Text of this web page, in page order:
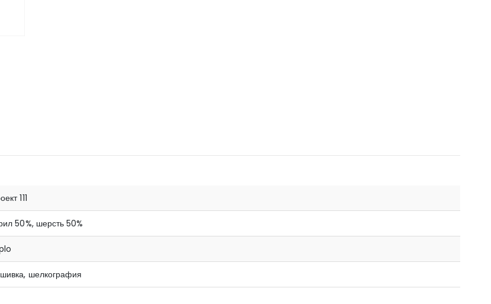
111
50%, шерсть 50%
шелкография